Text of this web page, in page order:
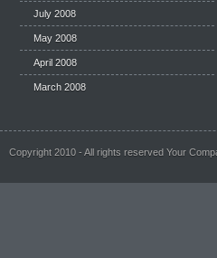
July 2008
May 2008
April 2008
March 2008
Copyright 2010 - All rights reserved Your